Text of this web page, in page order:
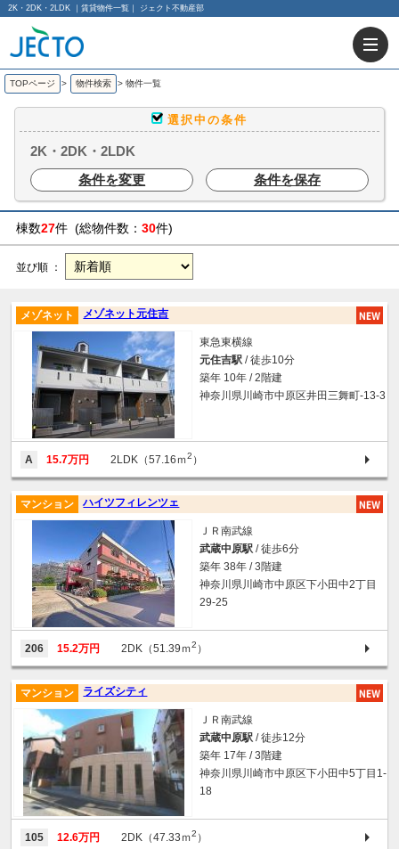
2K・2DK・2LDK ｜賃貸物件一覧｜ ジェクト不動産部
TOPページ > 物件検索 > 物件一覧
選択中の条件
2K・2DK・2LDK
条件を変更
条件を保存
棟数27件 (総物件数： 30件)
並び順 ：
メゾネット元住吉
メゾネット
東急東横線
元住吉駅 / 徒歩10分
築年 10年 / 2階建
神奈川県川崎市中原区井田三舞町-13-3
A 15.7万円 2LDK（57.16ｍ2 ）
ハイツフィレンツェ
マンション
ＪＲ南武線
武蔵中原駅 / 徒歩6分
築年 38年 / 3階建
神奈川県川崎市中原区下小田中2丁目
29-25
206 15.2万円 2DK（51.39ｍ2 ）
ライズシティ
マンション
ＪＲ南武線
武蔵中原駅 / 徒歩12分
築年 17年 / 3階建
神奈川県川崎市中原区下小田中5丁目1-
18
105 12.6万円 2DK（47.33ｍ2 ）